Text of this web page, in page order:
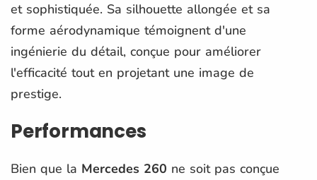
et sophistiquée. Sa silhouette allongée et sa
forme aérodynamique témoignent d'une
ingénierie du détail, conçue pour améliorer
l'efficacité tout en projetant une image de
prestige.
Performances
Bien que la Mercedes 260 ne soit pas conçue